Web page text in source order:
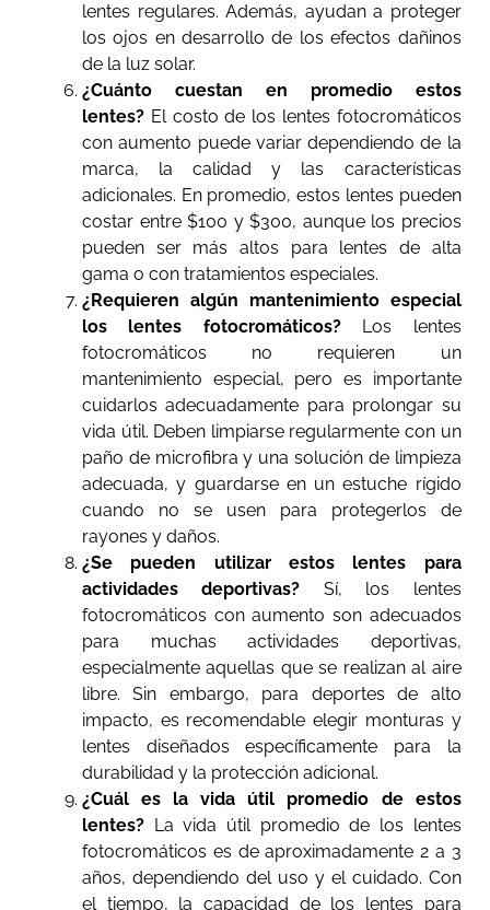
lentes regulares. Además, ayudan a proteger
los ojos en desarrollo de los efectos dañinos
de la luz solar.
¿Cuánto cuestan en promedio estos
lentes? El costo de los lentes fotocromáticos
con aumento puede variar dependiendo de la
marca, la calidad y las características
adicionales. En promedio, estos lentes pueden
costar entre $100 y $300, aunque los precios
pueden ser más altos para lentes de alta
gama o con tratamientos especiales.
¿Requieren algún mantenimiento especial
los lentes fotocromáticos?Los lentes
fotocromáticos no requieren un
mantenimiento especial, pero es importante
cuidarlos adecuadamente para prolongar su
vida útil. Deben limpiarse regularmente con un
paño de microfibra y una solución de limpieza
adecuada, y guardarse en un estuche rígido
cuando no se usen para protegerlos de
rayones y daños.
¿Se pueden utilizar estos lentes para
actividades deportivas? Sí, los lentes
fotocromáticos con aumento son adecuados
para muchas actividades deportivas,
especialmente aquellas que se realizan al aire
libre. Sin embargo, para deportes de alto
impacto, es recomendable elegir monturas y
lentes diseñados específicamente para la
durabilidad y la protección adicional.
¿Cuál es la vida útil promedio de estos
lentes? La vida útil promedio de los lentes
fotocromáticos es de aproximadamente 2 a 3
años, dependiendo del uso y el cuidado. Con
el tiempo, la capacidad de los lentes para